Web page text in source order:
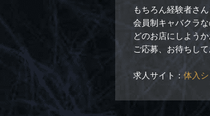
もちろん経験者さん
会員制キャバクラ
どのお店にしよう
ご応募、お待ちし
求人サイト： 体入